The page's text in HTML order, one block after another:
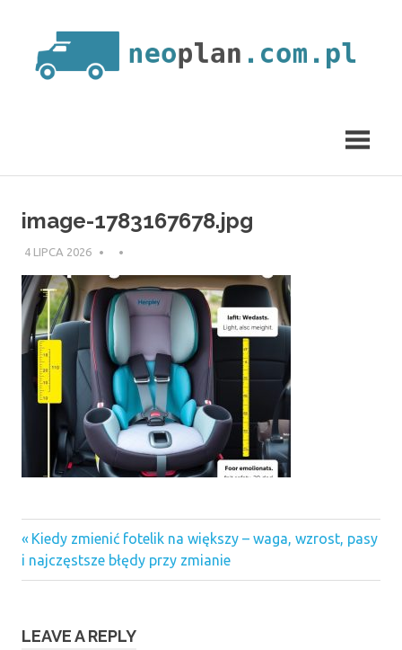
content
image-1783167678.jpg
4 LIPCA 2026
Nawigacja
wpisu
Previous
Post:
Kiedy zmienić fotelik na większy – waga, wzrost, pasy
i najczęstsze błędy przy zmianie
LEAVE A REPLY